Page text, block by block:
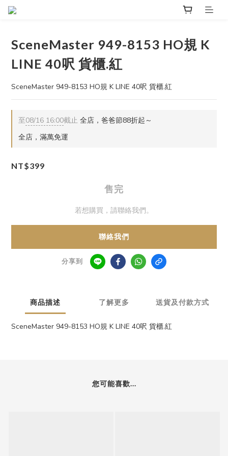
SceneMaster 949-8153 HO規 K
LINE 40呎 貨櫃.紅
SceneMaster 949-8153 HO規 K LINE 40呎 貨櫃.紅
至08/16 16:00截止 全店，爸爸節88折起～
全店，滿萬免運
NT$399
售完
若想購買，請聯絡我們。
聯絡我們
分享到
商品描述 了解更多 送貨及付款方式
SceneMaster 949-8153 HO規 K LINE 40呎 貨櫃.紅
您可能喜歡...